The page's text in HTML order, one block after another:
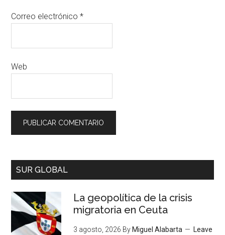
Correo electrónico*
Web
SUR GLOBAL
La geopolítica de la crisis
migratoria en Ceuta
3 agosto, 2026 By Miguel Alabarta Leave